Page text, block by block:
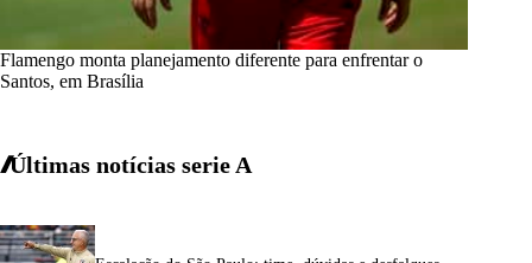
Flamengo monta planejamento diferente para enfrentar o
Santos, em Brasília
Últimas notícias serie A